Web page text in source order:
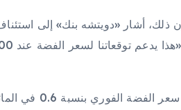
أشار «دويتشه بنك» إلى